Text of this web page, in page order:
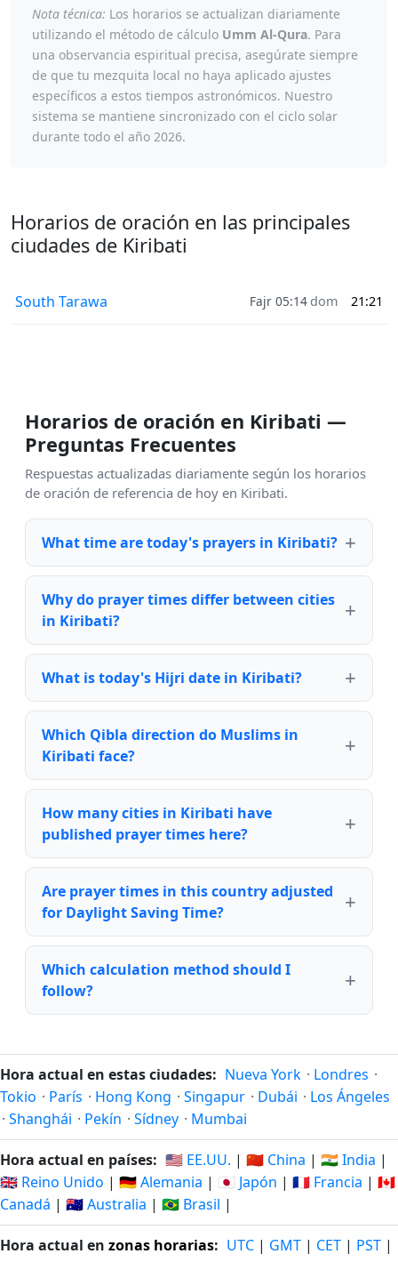
Nota técnica: Los horarios se actualizan diariamente
utilizando el método de cálculo Umm Al-Qura. Para
una observancia espiritual precisa, asegúrate siempre
de que tu mezquita local no haya aplicado ajustes
específicos a estos tiempos astronómicos. Nuestro
sistema se mantiene sincronizado con el ciclo solar
durante todo el año 2026.
Horarios de oración en las principales
ciudades de Kiribati
South Tarawa Fajr 05:14 dom 21:21
Horarios de oración en Kiribati —
Preguntas Frecuentes
Respuestas actualizadas diariamente según los horarios
de oración de referencia de hoy en Kiribati.
What time are today's prayers in Kiribati?
Why do prayer times differ between cities
in Kiribati?
What is today's Hijri date in Kiribati?
Which Qibla direction do Muslims in
Kiribati face?
How many cities in Kiribati have
published prayer times here?
Are prayer times in this country adjusted
for Daylight Saving Time?
Which calculation method should I
follow?
Hora actual en estas ciudades: Nueva York · Londres ·
Tokio · París · Hong Kong · Singapur · Dubái · Los Ángeles
· Shanghái · Pekín · Sídney · Mumbai
Hora actual en países: 🇺🇸 EE.UU. | 🇨🇳 China | 🇮🇳 India |
🇬🇧 Reino Unido | 🇩🇪 Alemania | 🇯🇵 Japón | 🇫🇷 Francia | 🇨🇦
Canadá | 🇦🇺 Australia | 🇧🇷 Brasil |
Hora actual en zonas horarias: UTC | GMT | CET | PST |